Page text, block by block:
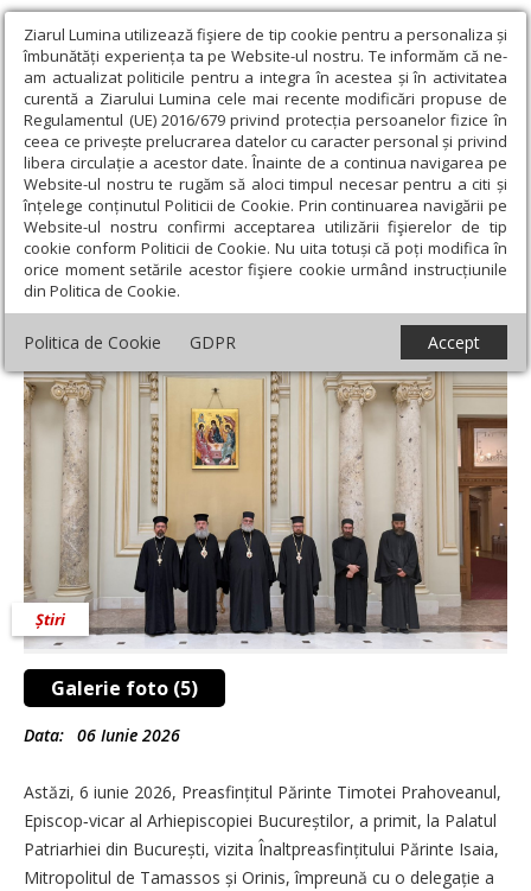
Ziarul Lumina utilizează fişiere de tip cookie pentru a personaliza și
îmbunătăți experiența ta pe Website-ul nostru. Te informăm că ne-
am actualizat politicile pentru a integra în acestea și în activitatea
curentă a Ziarului Lumina cele mai recente modificări propuse de
Regulamentul (UE) 2016/679 privind protecția persoanelor fizice în
ceea ce privește prelucrarea datelor cu caracter personal și privind
libera circulație a acestor date. Înainte de a continua navigarea pe
Website-ul nostru te rugăm să aloci timpul necesar pentru a citi și
înțelege conținutul Politicii de Cookie. Prin continuarea navigării pe
Website-ul nostru confirmi acceptarea utilizării fişierelor de tip
cookie conform Politicii de Cookie. Nu uita totuși că poți modifica în
orice moment setările acestor fişiere cookie urmând instrucțiunile
din Politica de Cookie.
Politica de Cookie GDPR Accept
Ziarul Lumina › Actualitate religioasă › Știri › Mitropolitul Isaia
de Tamassos și Orinis în vizită la Patriarhia Română
Mitropolitul Isaia de Tamassos și Orinis în
vizită la Patriarhia Română
Galerie foto (5)
Știri
Data: 06 Iunie 2026
Astăzi, 6 iunie 2026, Preasfințitul Părinte Timotei Prahoveanul,
Episcop‑vicar al Arhiepiscopiei Bucureștilor, a primit, la Palatul
Patriarhiei din București, vizita Înaltpreasfințitului Părinte Isaia,
Mitropolitul de Tamassos și Orinis, împreună cu o delegație a